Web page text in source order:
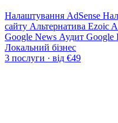
Налаштування AdSense
сайту Альтернатива Ezoic
Google News Аудит Google
Локальний бізнес
3 послуги · від €49